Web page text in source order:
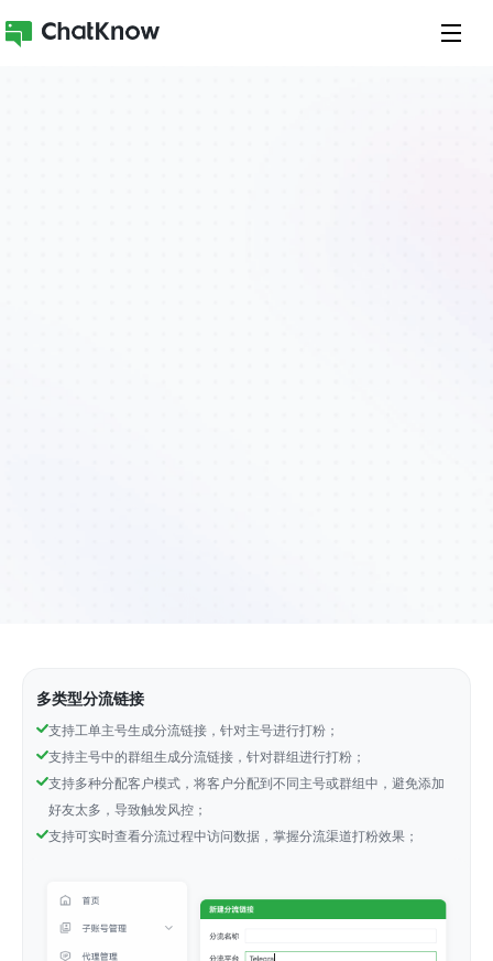
多类型分流链接
支持工单主号生成分流链接，针对主号进行打粉；
支持主号中的群组生成分流链接，针对群组进行打粉；
支持多种分配客户模式，将客户分配到不同主号或群组中，避免添加
好友太多，导致触发风控；
支持可实时查看分流过程中访问数据，掌握分流渠道打粉效果；